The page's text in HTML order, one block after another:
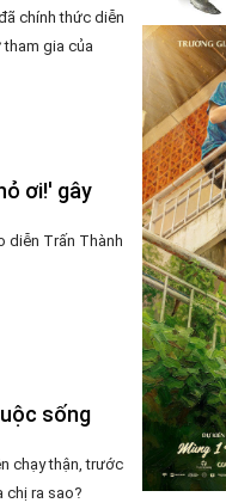
chính thức diễn
gia của
ơi!' gây
diễn Trấn Thành
sống
chạy thận, trước
chị ra sao?